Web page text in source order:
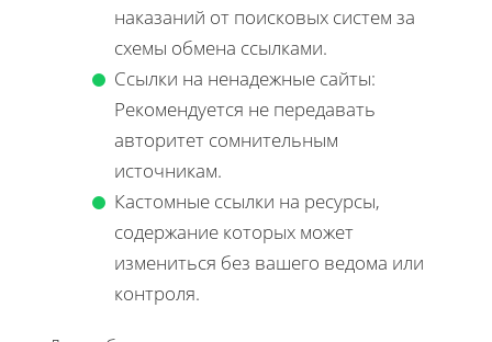
наказаний от поисковых систем за
схемы обмена ссылками.
Ссылки на ненадежные сайты:
Рекомендуется не передавать
авторитет сомнительным
источникам.
Кастомные ссылки на ресурсы,
содержание которых может
измениться без вашего ведома или
контроля.